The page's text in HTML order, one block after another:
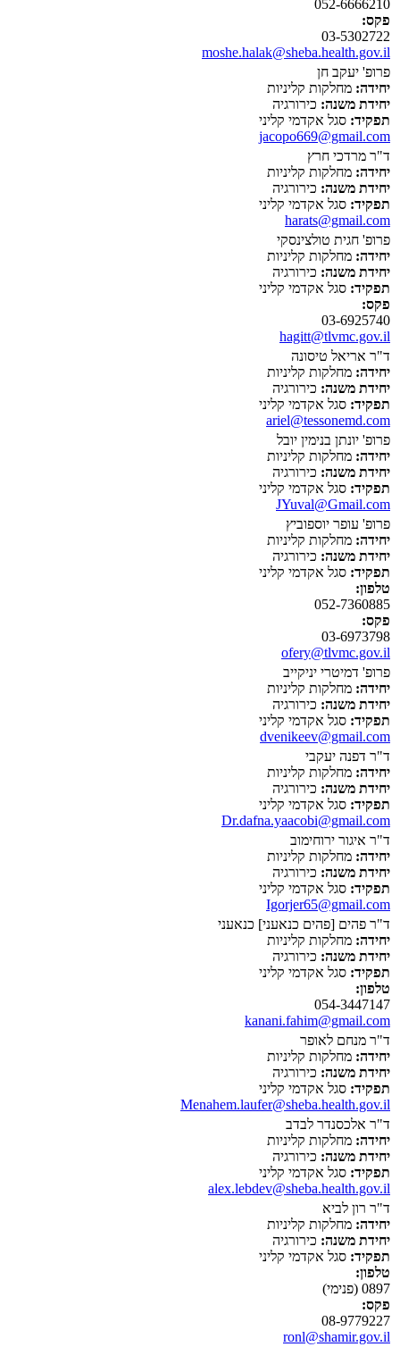
052-6666210
פקס:
03-5302722
moshe.halak@sheba.health.gov.il
פרופ' יעקב חן
יחידה: מחלקות קליניות
יחידת משנה: כירורגיה
תפקיד: סגל אקדמי קליני
jacopo669@gmail.com
ד"ר מרדכי חרץ
יחידה: מחלקות קליניות
יחידת משנה: כירורגיה
תפקיד: סגל אקדמי קליני
harats@gmail.com
פרופ' חגית טולצינסקי
יחידה: מחלקות קליניות
יחידת משנה: כירורגיה
תפקיד: סגל אקדמי קליני
פקס:
03-6925740
hagitt@tlvmc.gov.il
ד"ר אריאל טיסונה
יחידה: מחלקות קליניות
יחידת משנה: כירורגיה
תפקיד: סגל אקדמי קליני
ariel@tessonemd.com
פרופ' יונתן בנימין יובל
יחידה: מחלקות קליניות
יחידת משנה: כירורגיה
תפקיד: סגל אקדמי קליני
JYuval@Gmail.com
פרופ' עופר יוספוביץ
יחידה: מחלקות קליניות
יחידת משנה: כירורגיה
תפקיד: סגל אקדמי קליני
טלפון:
052-7360885
פקס:
03-6973798
ofery@tlvmc.gov.il
פרופ' דמיטרי יניקייב
יחידה: מחלקות קליניות
יחידת משנה: כירורגיה
תפקיד: סגל אקדמי קליני
dvenikeev@gmail.com
ד"ר דפנה יעקבי
יחידה: מחלקות קליניות
יחידת משנה: כירורגיה
תפקיד: סגל אקדמי קליני
Dr.dafna.yaacobi@gmail.com
ד"ר איגור ירוחימוב
יחידה: מחלקות קליניות
יחידת משנה: כירורגיה
תפקיד: סגל אקדמי קליני
Igorjer65@gmail.com
ד"ר פהים [פהים כנאעני] כנאעני
יחידה: מחלקות קליניות
יחידת משנה: כירורגיה
תפקיד: סגל אקדמי קליני
טלפון:
054-3447147
kanani.fahim@gmail.com
ד"ר מנחם לאופר
יחידה: מחלקות קליניות
יחידת משנה: כירורגיה
תפקיד: סגל אקדמי קליני
Menahem.laufer@sheba.health.gov.il
ד"ר אלכסנדר לבדב
יחידה: מחלקות קליניות
יחידת משנה: כירורגיה
תפקיד: סגל אקדמי קליני
alex.lebdev@sheba.health.gov.il
ד"ר רון לביא
יחידה: מחלקות קליניות
יחידת משנה: כירורגיה
תפקיד: סגל אקדמי קליני
טלפון:
0897 (פנימי)
פקס:
08-9779227
ronl@shamir.gov.il